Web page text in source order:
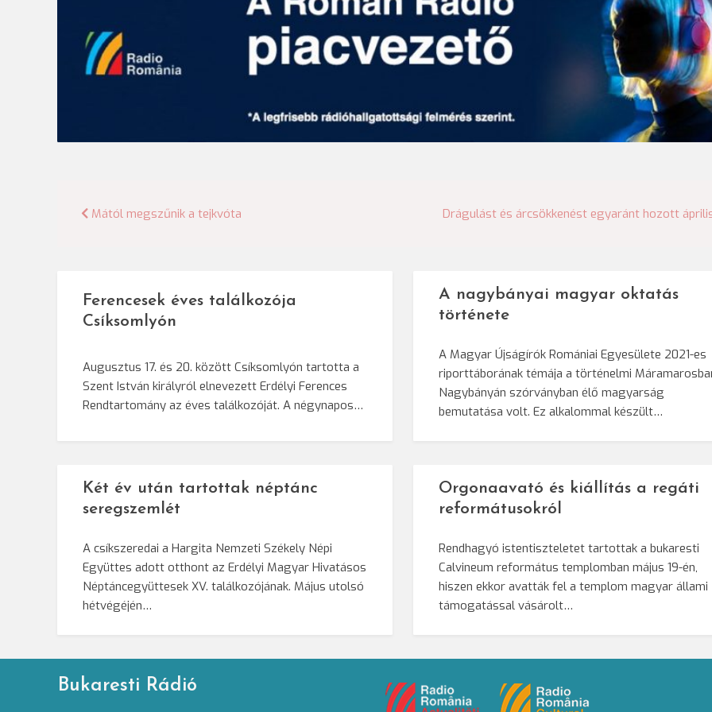
Bejegyzés
Mától megszűnik a tejkvóta Drágulást és árcsökkenést egyaránt hozott
Ferencesek éves találkozója
Csíksomlyón
Augusztus 17. és 20. között Csíksomlyón tartotta a
Szent István királyról elnevezett Erdélyi Ferences
Rendtartomány az éves találkozóját. A négynapos…
A nagybányai magyar oktatás
története
A Magyar Újságírók Romániai Egyesülete 2021-es
riporttáborának témája a történelmi
Nagybányán szórványban élő magyarság
bemutatása volt. Ez alkalommal készült…
Két év után tartottak néptánc
seregszemlét
A csíkszeredai a Hargita Nemzeti Székely Népi
Együttes adott otthont az Erdélyi Magyar Hivatásos
Néptáncegyüttesek XV. találkozójának. Május utolsó
hétvégéjén…
Orgonaavató és kiállítás a regáti
reformátusokról
Rendhagyó istentiszteletet tartottak a bukaresti
Calvineum református templomban május 19-én,
hiszen ekkor avatták fel a templom magyar állami
támogatással vásárolt…
Bukaresti Rádió